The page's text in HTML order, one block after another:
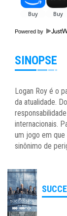
Powered by
SINOPSE
Logan Roy é o
da atualidade.
internacionais.
um jogo em
sinônimo de